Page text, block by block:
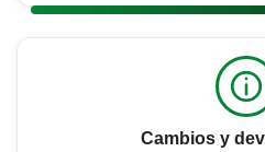
Cambios y